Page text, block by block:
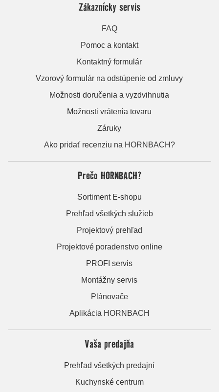
Zákaznícky servis
FAQ
Pomoc a kontakt
Kontaktný formulár
Vzorový formulár na odstúpenie od zmluvy
Možnosti doručenia a vyzdvihnutia
Možnosti vrátenia tovaru
Záruky
Ako pridať recenziu na HORNBACH?
Prečo HORNBACH?
Sortiment E-shopu
Prehľad všetkých služieb
Projektový prehľad
Projektové poradenstvo online
PROFI servis
Montážny servis
Plánovače
Aplikácia HORNBACH
Vaša predajňa
Prehľad všetkých predajní
Kuchynské centrum